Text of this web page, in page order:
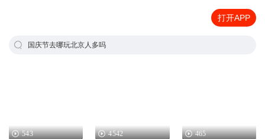
打开APP
国庆节去哪玩北京人多吗
543 4542 465